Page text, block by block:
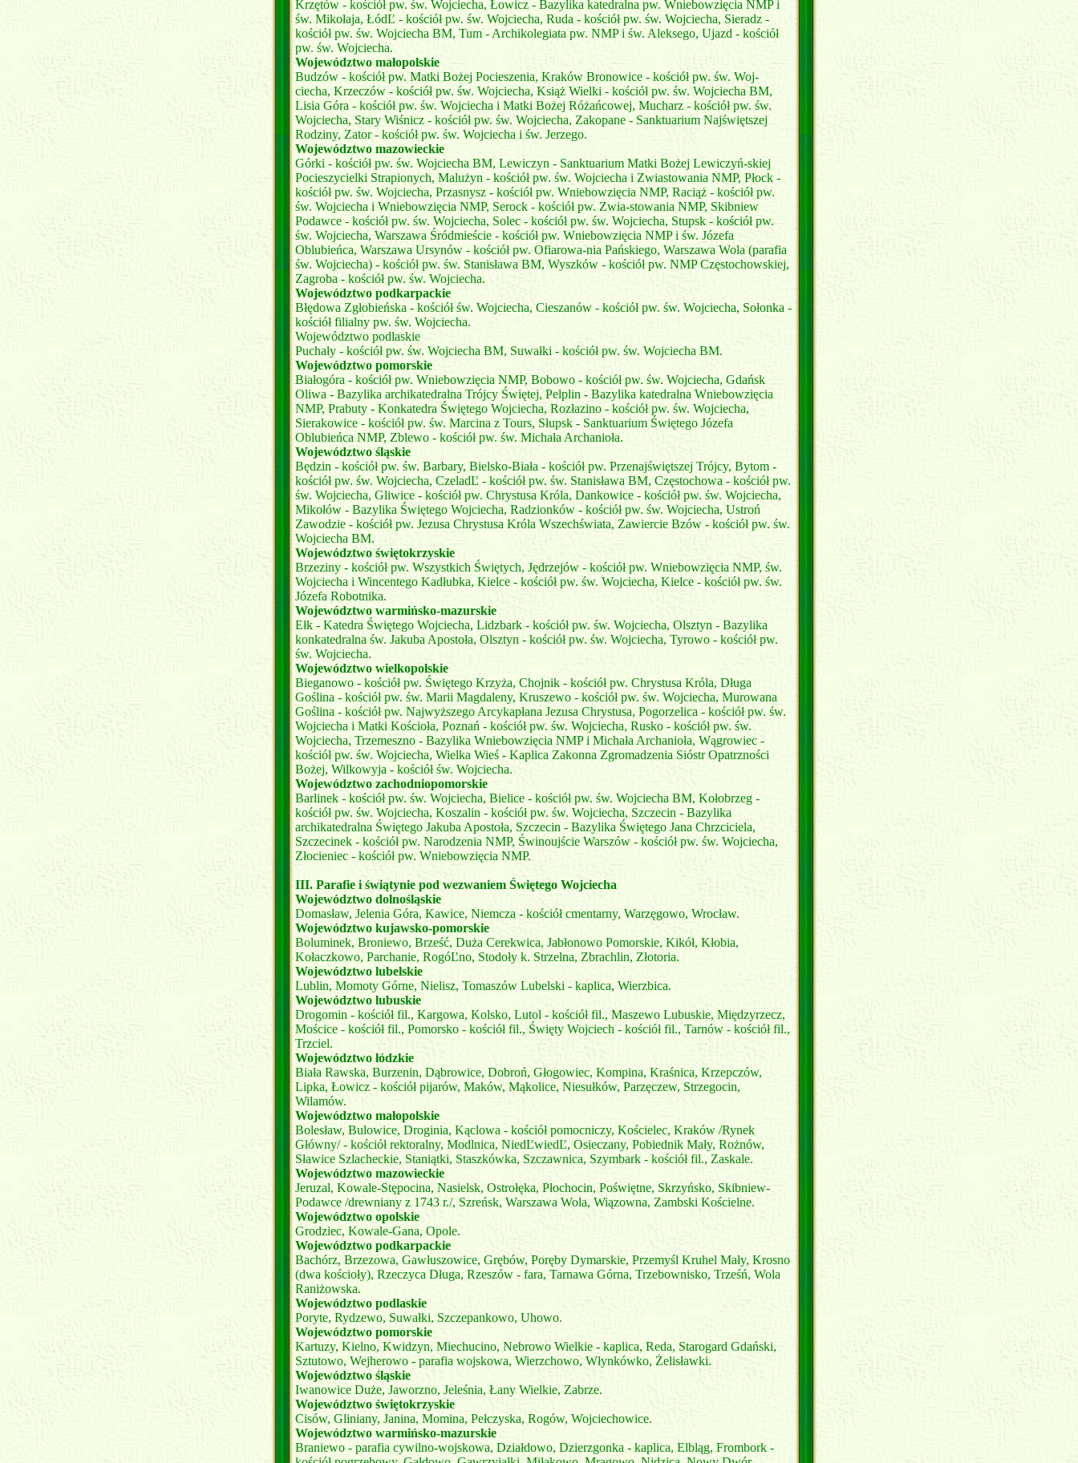
Krzętów - kościół pw. św. Wojciecha, Łowicz - Bazylika katedralna pw. Wniebowzięcia NMP i
św. Mikołaja, ŁódĽ - kościół pw. św. Wojciecha, Ruda - kościół pw. św. Wojciecha, Sieradz -
kościół pw. św. Wojciecha BM, Tum - Archikolegiata pw. NMP i św. Aleksego, Ujazd - kościół
pw. św. Wojciecha.
Województwo małopolskie
Budzów - kościół pw. Matki Bożej Pocieszenia, Kraków Bronowice - kościół pw. św. Woj-
ciecha, Krzeczów - kościół pw. św. Wojciecha, Książ Wielki - kościół pw. św. Wojciecha BM,
Lisia Góra - kościół pw. św. Wojciecha i Matki Bożej Różańcowej, Mucharz - kościół pw. św.
Wojciecha, Stary Wiśnicz - kościół pw. św. Wojciecha, Zakopane - Sanktuarium Najświętszej
Rodziny, Zator - kościół pw. św. Wojciecha i św. Jerzego.
Województwo mazowieckie
Górki - kościół pw. św. Wojciecha BM, Lewiczyn - Sanktuarium Matki Bożej Lewiczyń-skiej
Pocieszycielki Strapionych, Malużyn - kościół pw. św. Wojciecha i Zwiastowania NMP, Płock -
kościół pw. św. Wojciecha, Przasnysz - kościół pw. Wniebowzięcia NMP, Raciąż - kościół pw.
św. Wojciecha i Wniebowzięcia NMP, Serock - kościół pw. Zwia-stowania NMP, Skibniew
Podawce - kościół pw. św. Wojciecha, Solec - kościół pw. św. Wojciecha, Stupsk - kościół pw.
św. Wojciecha, Warszawa Śródmieście - kościół pw. Wniebowzięcia NMP i św. Józefa
Oblubieńca, Warszawa Ursynów - kościół pw. Ofiarowa-nia Pańskiego, Warszawa Wola (parafia
św. Wojciecha) - kościół pw. św. Stanisława BM, Wyszków - kościół pw. NMP Częstochowskiej,
Zagroba - kościół pw. św. Wojciecha.
Województwo podkarpackie
Błędowa Zgłobieńska - kościół św. Wojciecha, Cieszanów - kościół pw. św. Wojciecha, Sołonka -
kościół filialny pw. św. Wojciecha.
Województwo podlaskie
Puchały - kościół pw. św. Wojciecha BM, Suwałki - kościół pw. św. Wojciecha BM.
Województwo pomorskie
Białogóra - kościół pw. Wniebowzięcia NMP, Bobowo - kościół pw. św. Wojciecha, Gdańsk
Oliwa - Bazylika archikatedralna Trójcy Świętej, Pelplin - Bazylika katedralna Wniebowzięcia
NMP, Prabuty - Konkatedra Świętego Wojciecha, Rozłazino - kościół pw. św. Wojciecha,
Sierakowice - kościół pw. św. Marcina z Tours, Słupsk - Sanktuarium Świętego Józefa
Oblubieńca NMP, Zblewo - kościół pw. św. Michała Archanioła.
Województwo śląskie
Będzin - kościół pw. św. Barbary, Bielsko-Biała - kościół pw. Przenajświętszej Trójcy, Bytom -
kościół pw. św. Wojciecha, CzeladĽ - kościół pw. św. Stanisława BM, Częstochowa - kościół pw.
św. Wojciecha, Gliwice - kościół pw. Chrystusa Króla, Dankowice - kościół pw. św. Wojciecha,
Mikołów - Bazylika Świętego Wojciecha, Radzionków - kościół pw. św. Wojciecha, Ustroń
Zawodzie - kościół pw. Jezusa Chrystusa Króla Wszechświata, Zawiercie Bzów - kościół pw. św.
Wojciecha BM.
Województwo świętokrzyskie
Brzeziny - kościół pw. Wszystkich Świętych, Jędrzejów - kościół pw. Wniebowzięcia NMP, św.
Wojciecha i Wincentego Kadłubka, Kielce - kościół pw. św. Wojciecha, Kielce - kościół pw. św.
Józefa Robotnika.
Województwo warmińsko-mazurskie
Ełk - Katedra Świętego Wojciecha, Lidzbark - kościół pw. św. Wojciecha, Olsztyn - Bazylika
konkatedralna św. Jakuba Apostoła, Olsztyn - kościół pw. św. Wojciecha, Tyrowo - kościół pw.
św. Wojciecha.
Województwo wielkopolskie
Bieganowo - kościół pw. Świętego Krzyża, Chojnik - kościół pw. Chrystusa Króla, Długa
Goślina - kościół pw. św. Marii Magdaleny, Kruszewo - kościół pw. św. Wojciecha, Murowana
Goślina - kościół pw. Najwyższego Arcykapłana Jezusa Chrystusa, Pogorzelica - kościół pw. św.
Wojciecha i Matki Kościoła, Poznań - kościół pw. św. Wojciecha, Rusko - kościół pw. św.
Wojciecha, Trzemeszno - Bazylika Wniebowzięcia NMP i Michała Archanioła, Wągrowiec -
kościół pw. św. Wojciecha, Wielka Wieś - Kaplica Zakonna Zgromadzenia Sióstr Opatrzności
Bożej, Wilkowyja - kościół św. Wojciecha.
Województwo zachodniopomorskie
Barlinek - kościół pw. św. Wojciecha, Bielice - kościół pw. św. Wojciecha BM, Kołobrzeg -
kościół pw. św. Wojciecha, Koszalin - kościół pw. św. Wojciecha, Szczecin - Bazylika
archikatedralna Świętego Jakuba Apostoła, Szczecin - Bazylika Świętego Jana Chrzciciela,
Szczecinek - kościół pw. Narodzenia NMP, Świnoujście Warszów - kościół pw. św. Wojciecha,
Złocieniec - kościół pw. Wniebowzięcia NMP.
III. Parafie i świątynie pod wezwaniem Świętego Wojciecha
Województwo dolnośląskie
Domasław, Jelenia Góra, Kawice, Niemcza - kościół cmentarny, Warzęgowo, Wrocław.
Województwo kujawsko-pomorskie
Boluminek, Broniewo, Brześć, Duża Cerekwica, Jabłonowo Pomorskie, Kikół, Kłobia,
Kołaczkowo, Parchanie, RogóĽno, Stodoły k. Strzelna, Zbrachlin, Złotoria.
Województwo lubelskie
Lublin, Momoty Górne, Nielisz, Tomaszów Lubelski - kaplica, Wierzbica.
Województwo lubuskie
Drogomin - kościół fil., Kargowa, Kolsko, Lutol - kościół fil., Maszewo Lubuskie, Międzyrzecz,
Mościce - kościół fil., Pomorsko - kościół fil., Święty Wojciech - kościół fil., Tarnów - kościół fil.,
Trzciel.
Województwo łódzkie
Biała Rawska, Burzenin, Dąbrowice, Dobroń, Głogowiec, Kompina, Kraśnica, Krzepczów,
Lipka, Łowicz - kościół pijarów, Maków, Mąkolice, Niesułków, Parzęczew, Strzegocin,
Wilamów.
Województwo małopolskie
Bolesław, Bulowice, Droginia, Kąclowa - kościół pomocniczy, Kościelec, Kraków /Rynek
Główny/ - kościół rektoralny, Modlnica, NiedĽwiedĽ, Osieczany, Pobiednik Mały, Rożnów,
Sławice Szlacheckie, Staniątki, Staszkówka, Szczawnica, Szymbark - kościół fil., Zaskale.
Województwo mazowieckie
Jeruzal, Kowale-Stępocina, Nasielsk, Ostrołęka, Płochocin, Poświętne, Skrzyńsko, Skibniew-
Podawce /drewniany z 1743 r./, Szreńsk, Warszawa Wola, Wiązowna, Zambski Kościelne.
Województwo opolskie
Grodziec, Kowale-Gana, Opole.
Województwo podkarpackie
Bachórz, Brzezowa, Gawłuszowice, Grębów, Poręby Dymarskie, Przemyśl Kruhel Mały, Krosno
(dwa kościoły), Rzeczyca Długa, Rzeszów - fara, Tarnawa Górna, Trzebownisko, Trześń, Wola
Raniżowska.
Województwo podlaskie
Poryte, Rydzewo, Suwałki, Szczepankowo, Uhowo.
Województwo pomorskie
Kartuzy, Kielno, Kwidzyn, Miechucino, Nebrowo Wielkie - kaplica, Reda, Starogard Gdański,
Sztutowo, Wejherowo - parafia wojskowa, Wierzchowo, Włynkówko, Żelisławki.
Województwo śląskie
Iwanowice Duże, Jaworzno, Jeleśnia, Łany Wielkie, Zabrze.
Województwo świętokrzyskie
Cisów, Gliniany, Janina, Momina, Pełczyska, Rogów, Wojciechowice.
Województwo warmińsko-mazurskie
Braniewo - parafia cywilno-wojskowa, Działdowo, Dzierzgonka - kaplica, Elbląg, Frombork -